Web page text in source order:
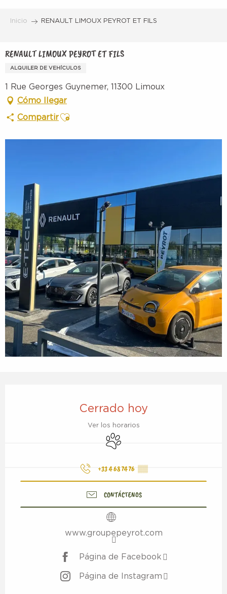
Inicio RENAULT LIMOUX PEYROT ET FILS
RENAULT LIMOUX PEYROT ET FILS
ALQUILER DE VEHÍCULOS
1 Rue Georges Guynemer, 11300 Limoux
Cómo llegar
CompartirAjouter aux favoris
Cerrado hoy
Ver los horarios
Se aceptan animales
+33 4 68 74 76 ▒▒
CONTÁCTENOS
www.groupepeyrot.com
Página de Facebook
Página de Instagram